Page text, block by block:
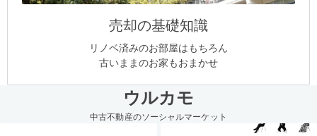
売却の基礎知識
リノベ済みのお部屋はもちろん
古いままのお家もおまかせ
ウルカモ
中古不動産のソーシャルマーケット